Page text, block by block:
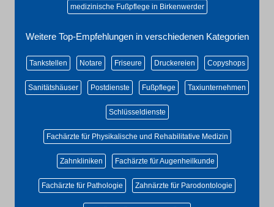
medizinische Fußpflege in Birkenwerder
Weitere Top-Empfehlungen in verschiedenen Kategorien
Tankstellen Notare Friseure Druckereien Copyshops
Sanitätshäuser Postdienste Fußpflege Taxiunternehmen
Schlüsseldienste
Fachärzte für Physikalische und Rehabilitative Medizin
Zahnkliniken Fachärzte für Augenheilkunde
Fachärzte für Pathologie Zahnärzte für Parodontologie